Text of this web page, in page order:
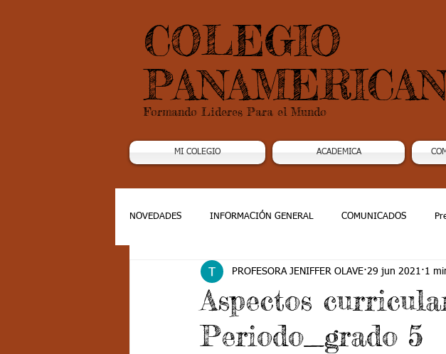
COLEGIO
Formando Lideres Para el Mundo
MI COLEGIO ACADEMICA
NOVEDADES INFORMACIÓN GENERAL COMUNICADOS
Grado 2 Grado 3 Grado 4 Grado 5
Grado 8 Grado 9 Grado 10 Grado
Aspectos
Periodo_grado 5
PROFESORA JENIFFER OLAVE 29 jun 2021 1